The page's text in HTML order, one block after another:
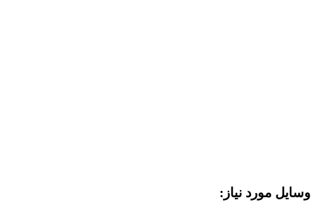
وسایل مورد نیاز: